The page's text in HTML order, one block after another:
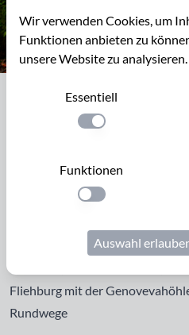
Der Eifelsteig im
Sehenswürdigkeiten. An einigen
Etappe 15 des Eifelsteigs vorbei:
Hängebrücke, einRömisches
Fliehburg mit der
Rundwege
Wir verwenden Cookies, um
Funktionen anbieten zu
unsere Website zu analysieren.
Essentiell
Einstellung
Funktionen
Einstellung
Auswahl